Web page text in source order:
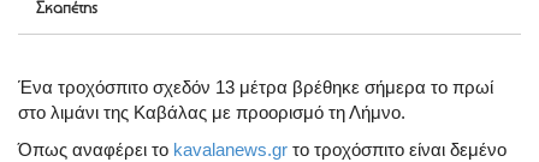
Σκαπέτης
Ένα τροχόσπιτο σχεδόν 13 μέτρα βρέθηκε σήμερα το πρωί
στο λιμάνι της Καβάλας με προορισμό τη Λήμνο.
Όπως αναφέρει το kavalanews.gr το τροχόσπιτο είναι δεμένο